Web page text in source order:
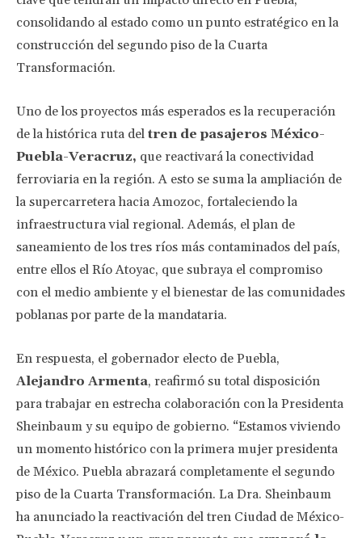
consolidando al estado como un punto estratégico en la
construcción del segundo piso de la Cuarta
Transformación.
Uno de los proyectos más esperados es la recuperación
de la histórica ruta del tren de pasajeros México-
Puebla-Veracruz, que reactivará la conectividad
ferroviaria en la región. A esto se suma la ampliación de
la supercarretera hacia Amozoc, fortaleciendo la
infraestructura vial regional. Además, el plan de
saneamiento de los tres ríos más contaminados del país,
entre ellos el Río Atoyac, que subraya el compromiso
con el medio ambiente y el bienestar de las comunidades
poblanas por parte de la mandataria.
En respuesta, el gobernador electo de Puebla,
Alejandro Armenta, reafirmó su total disposición
para trabajar en estrecha colaboración con la Presidenta
Sheinbaum y su equipo de gobierno. “Estamos viviendo
un momento histórico con la primera mujer presidenta
de México. Puebla abrazará completamente el segundo
piso de la Cuarta Transformación. La Dra. Sheinbaum
ha anunciado la reactivación del tren Ciudad de México-